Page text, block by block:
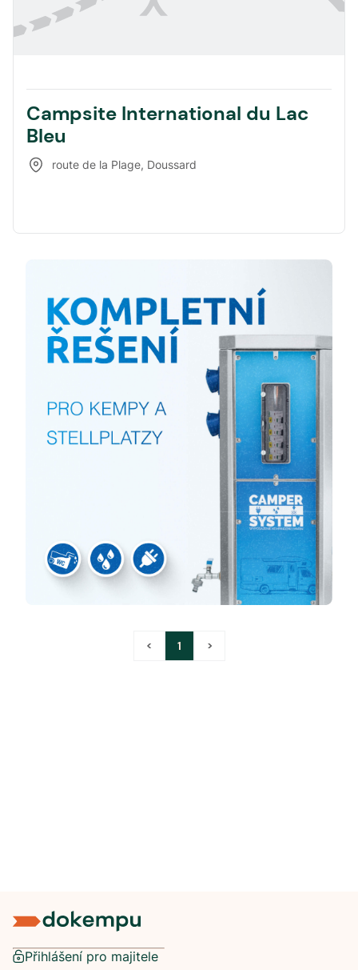
Campsite International du Lac
Bleu
route de la Plage, Doussard
< 1 >
Přihlášení pro majitele